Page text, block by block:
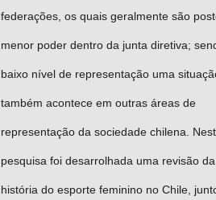
federações, os quais geralmente são
menor poder dentro da junta diretiva;
baixo nível de representação uma
também acontece em outras áreas de
representação da sociedade chilena.
pesquisa foi desarrolhada uma revisão da
história do esporte feminino no Chile,